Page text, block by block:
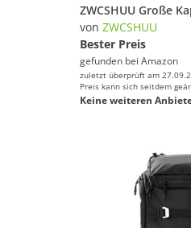
von ZWCSHUU
Bester Preis
gefunden bei Amazon
zuletzt überprüft am
Preis kann sich seitdem
Keine weiteren